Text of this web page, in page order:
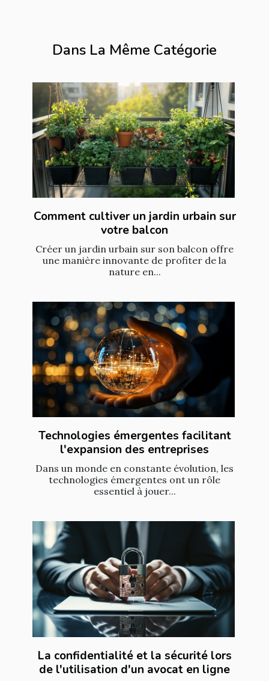
Dans La Même Catégorie
Comment cultiver un jardin urbain sur
votre balcon
Créer un jardin urbain sur son balcon offre
une manière innovante de profiter de la
nature en...
Technologies émergentes facilitant
l'expansion des entreprises
Dans un monde en constante évolution, les
technologies émergentes ont un rôle
essentiel à jouer...
La confidentialité et la sécurité lors
de l'utilisation d'un avocat en ligne